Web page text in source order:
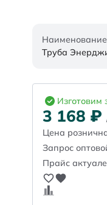
Труба
Изготовим
3 168 ₽
Цена
Запрос
Прайс